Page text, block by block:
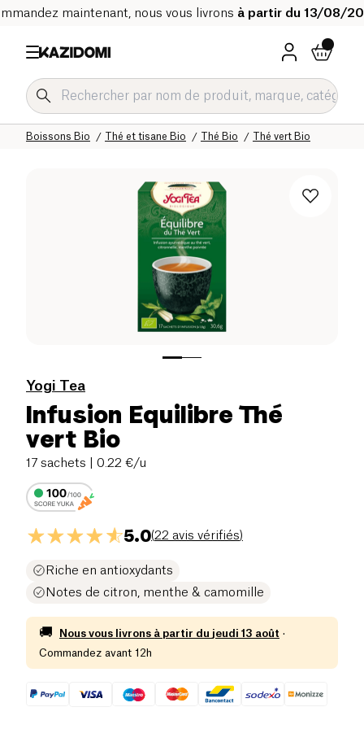
maintenant, nous vous livrons à partir du 13/08/
Thé vert Bio
Thé Bio
Thé et tisane Bio
Boissons Bio
Notre catalogue bio
Accueil
Yogi Tea
Infusion Equilibre Thé
vert Bio
17 sachets | 0.22 €/u
5.0(22 avis vérifiés)
Riche en antioxydants
Notes de citron, menthe & camomille
🚚 Nous vous livrons à partir du jeudi 13 août ·
Commandez avant 12h